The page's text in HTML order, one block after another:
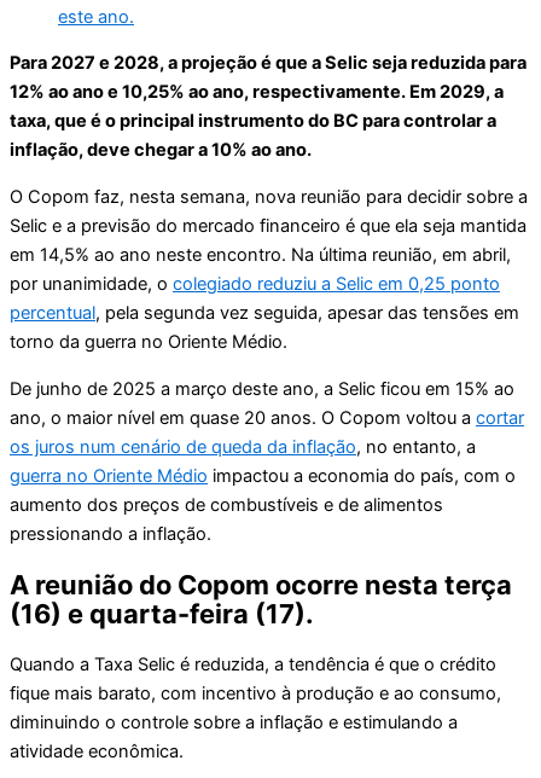
este ano.
Para 2027 e 2028, a projeção é que a Selic seja reduzida para
12% ao ano e 10,25% ao ano, respectivamente. Em 2029, a
taxa, que é o principal instrumento do BC para controlar a
inflação, deve chegar a 10% ao ano.
O Copom faz, nesta semana, nova reunião para decidir sobre a
Selic e a previsão do mercado financeiro é que ela seja mantida
em 14,5% ao ano neste encontro. Na última reunião, em abril,
por unanimidade, o colegiado reduziu a Selic em 0,25 ponto
percentual, pela segunda vez seguida, apesar das tensões em
torno da guerra no Oriente Médio.
De junho de 2025 a março deste ano, a Selic ficou em 15% ao
ano, o maior nível em quase 20 anos. O Copom voltou a cortar
os juros num cenário de queda da inflação, no entanto, a
guerra no Oriente Médio impactou a economia do país, com o
aumento dos preços de combustíveis e de alimentos
pressionando a inflação.
A reunião do Copom ocorre nesta terça
(16) e quarta-feira (17).
Quando a Taxa Selic é reduzida, a tendência é que o crédito
fique mais barato, com incentivo à produção e ao consumo,
diminuindo o controle sobre a inflação e estimulando a
atividade econômica.